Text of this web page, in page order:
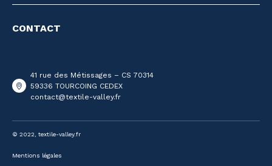
CONTACT
41 rue des Métissages – CS 70314
59336 TOURCOING CEDEX
contact@textile-valley.fr
© 2022, textile-valley.fr
Mentions légales